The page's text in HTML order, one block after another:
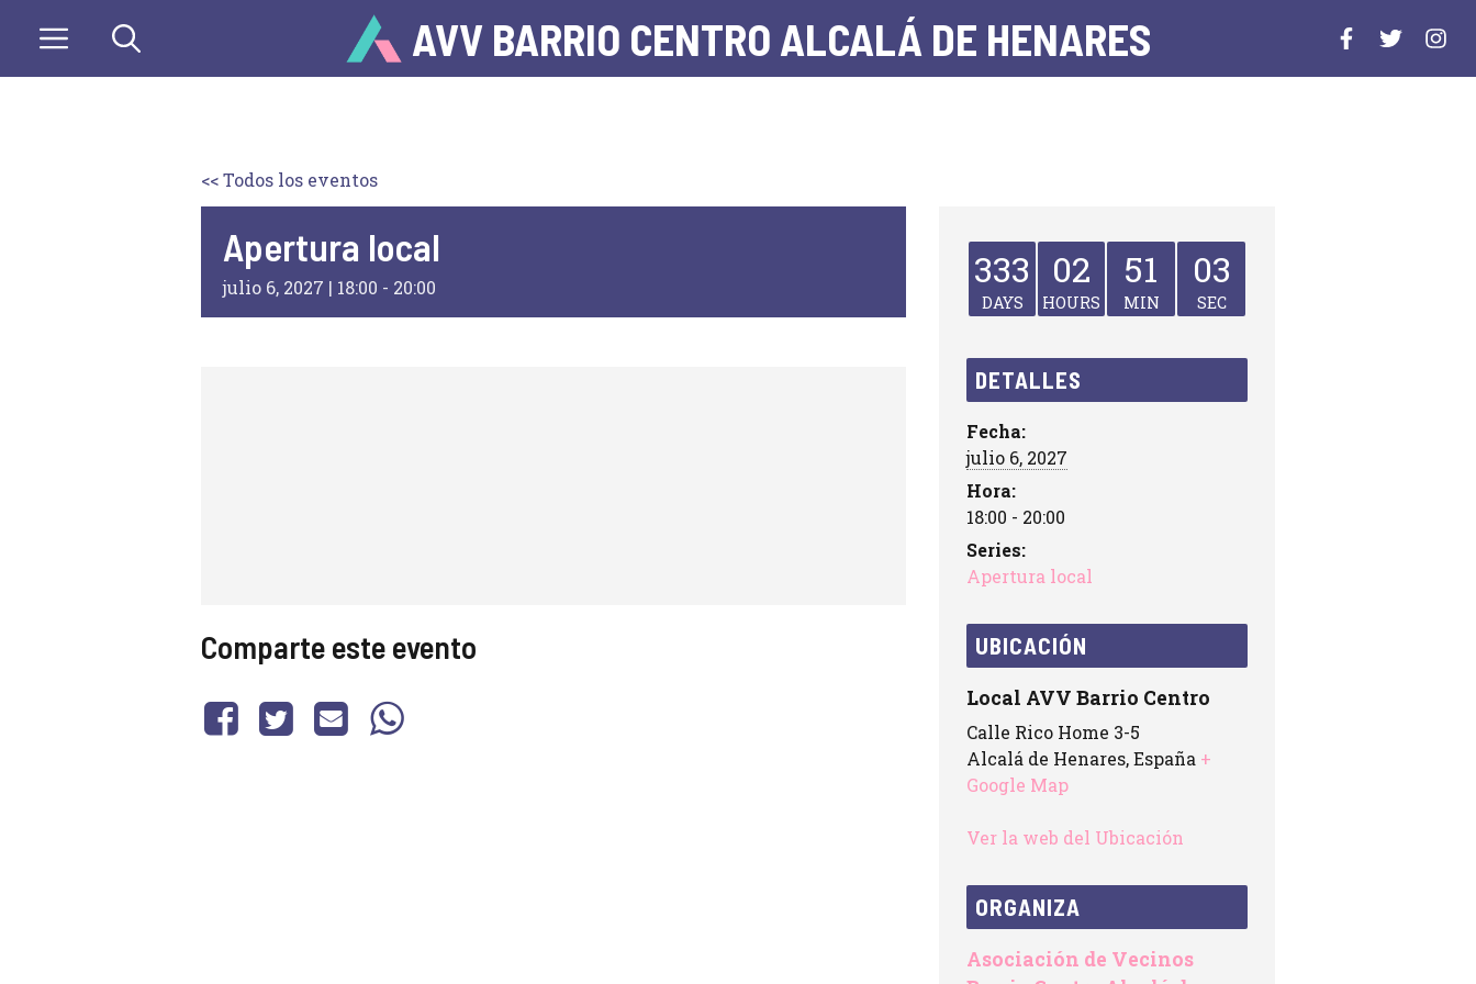
AVV BARRIO CENTRO ALCALÁ DE HENARES
<< Todos los eventos
Apertura local
julio 6, 2027 | 18:00 - 20:00
Comparte este evento
333
DAYS
02
HOURS
51
MIN
03
SEC
DETALLES
Fecha:
julio 6, 2027
Hora:
18:00 - 20:00
Series:
Apertura local
UBICACIÓN
Local AVV Barrio Centro
Calle Rico Home 3-5
Alcalá de Henares,España +
Google Map
Ver la web del Ubicación
ORGANIZA
Asociación de Vecinos